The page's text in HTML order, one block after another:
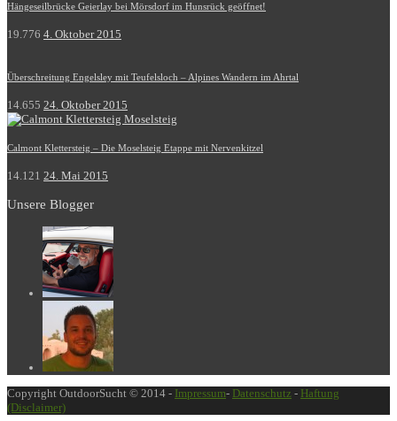
Hängeseilbrücke Geierlay bei Mörsdorf im Hunsrück geöffnet!
19.776 4. Oktober 2015
Überschreitung Engelsley mit Teufelsloch – Alpines Wandern im Ahrtal
14.655 24. Oktober 2015
Calmont Klettersteig – Die Moselsteig Etappe mit Nervenkitzel
14.121 24. Mai 2015
Unsere Blogger
Copyright OutdoorSucht © 2014 - Impressum- Datenschutz - Haftung
(Disclaimer)